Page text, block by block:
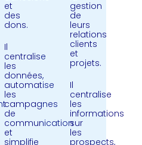
et
des
dons.
Il
centralise
les
données,
automatise
les
campagnes
de
communication
et
simplifie
gestion
de
leurs
relations
clients
et
projets.
Il
centralise
les
informations
sur
les
prospects,